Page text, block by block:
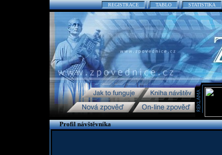
REGISTRACE TABLO STATISTIKA
Profil návštěvníka